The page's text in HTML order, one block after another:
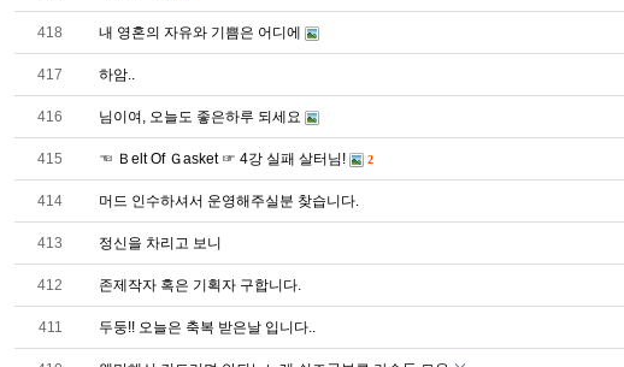
418 내 영혼의 자유와 기쁨은 어디에
417 하암..
416 님이여, 오늘도 좋은하루 되세요
415 ☜ Ｂelt Of Ｇasket ☞ 4강 실패 살터님! 2
414 머드 인수하셔서 운영해주실분 찾습니다.
413 정신을 차리고 보니
412 존제작자 혹은 기획자 구합니다.
411 두둥!! 오늘은 축복 받은날 입니다..